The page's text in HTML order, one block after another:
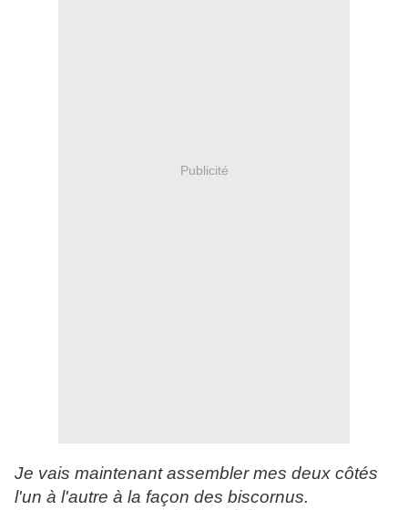
Publicité
Je vais maintenant assembler mes deux côtés
l'un à l'autre à la façon des biscornus.